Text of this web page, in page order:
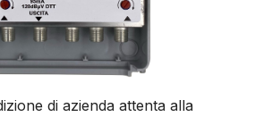
di azienda attenta alla